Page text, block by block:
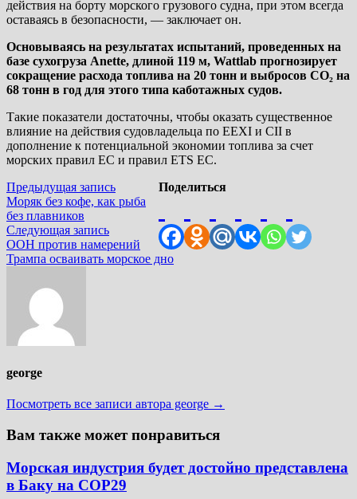
действия на борту морского грузового судна, при этом всегда
оставаясь в безопасности, — заключает он.
Основываясь на результатах испытаний, проведенных на
базе сухогруза Anette, длиной 119 м, Wattlab прогнозирует
сокращение расхода топлива на 20 тонн и выбросов CO₂ на
68 тонн в год для этого типа каботажных судов.
Такие показатели достаточны, чтобы оказать существенное
влияние на действия судовладельца по EEXI и CII в
дополнение к потенциальной экономии топлива за счет
морских правил ЕС и правил ETS ЕС.
Поделиться
Навигация
по
записям
Предыдущая записьПредыдущая
запись:
Моряк без кофе, как рыба
без плавников
Следующая записьСледующая
запись:
ООН против намерений
Трампа осваивать морское дно
george
Посмотреть все записи автора george →
Вам также может понравиться
Морская индустрия будет достойно представлена
в Баку на СОР29